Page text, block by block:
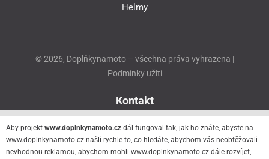
Helmy
© 2026, Doplňkynamoto – všechna práva vyhrazena |
Podmínky užití
Kontakt
Přeloučská 86
530 06 Pardubice - Staré Čivice
Aby projekt www.doplnkynamoto.cz dál fungoval tak, jak ho znáte, abyste na
www.doplnkynamoto.cz našli rychle to, co hledáte, abychom vás neobtěžovali
nevhodnou reklamou, abychom mohli www.doplnkynamoto.cz dále rozvíjet,